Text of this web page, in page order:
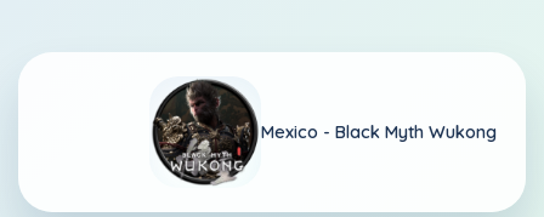
Mexico - Black Myth Wukong